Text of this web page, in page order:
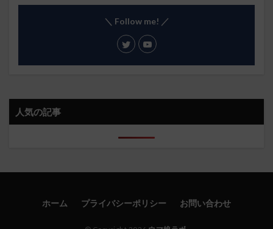
＼ Follow me! ／
人気の記事
ホーム プライバシーポリシー お問い合わせ